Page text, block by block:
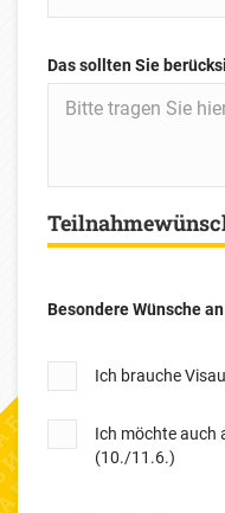
Das sollten Sie
Besondere Wünsche
Ich brauche
Ich möchte auch
(10./11.6.)